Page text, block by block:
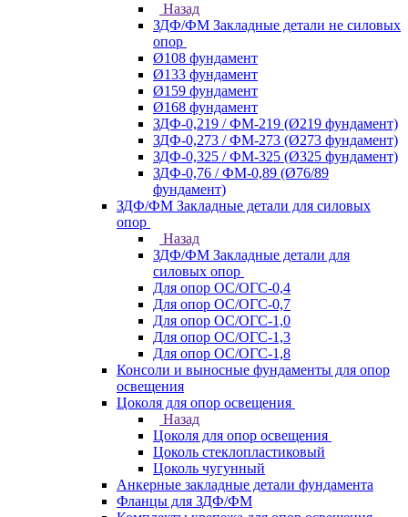
Назад
ЗДФ/ФМ Закладные детали не силовых
опор
Ø108 фундамент
Ø133 фундамент
Ø159 фундамент
Ø168 фундамент
ЗДФ-0,219 / ФМ-219 (Ø219 фундамент)
ЗДФ-0,273 / ФМ-273 (Ø273 фундамент)
ЗДФ-0,325 / ФМ-325 (Ø325 фундамент)
ЗДФ-0,76 / ФМ-0,89 (Ø76/89
фундамент)
ЗДФ/ФМ Закладные детали для силовых
опор
Назад
ЗДФ/ФМ Закладные детали для
силовых опор
Для опор ОС/ОГС-0,4
Для опор ОС/ОГС-0,7
Для опор ОС/ОГС-1,0
Для опор ОС/ОГС-1,3
Для опор ОС/ОГС-1,8
Консоли и выносные фундаменты для опор
освещения
Цоколя для опор освещения
Назад
Цоколя для опор освещения
Цоколь стеклопластиковый
Цоколь чугунный
Анкерные закладные детали фундамента
Фланцы для ЗДФ/ФМ